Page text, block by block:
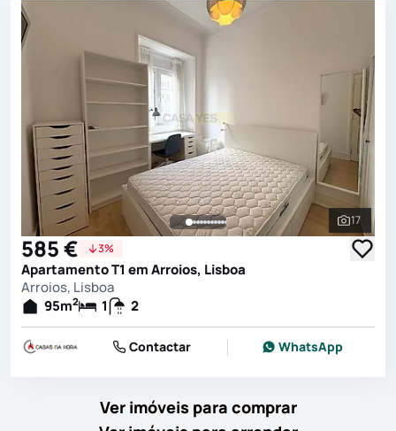
Ver
17
585 € 3%
Apartamento T1 em Arroios, Lisboa
Arroios, Lisboa
95m2 1 2
Contactar WhatsApp
Ver imóveis para comprar